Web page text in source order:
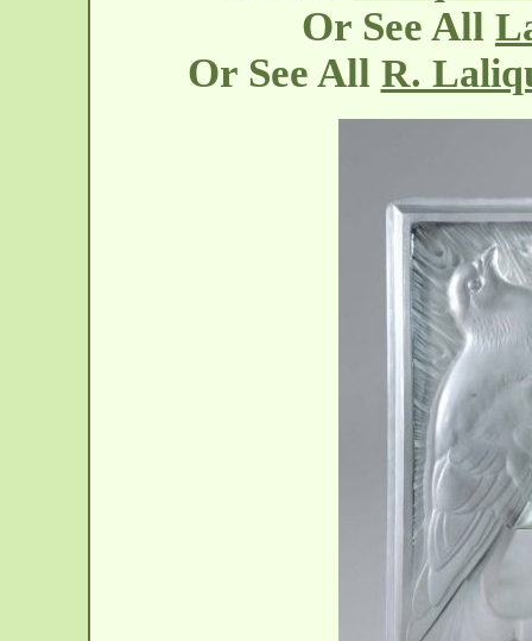
Or See All
Or See All R.